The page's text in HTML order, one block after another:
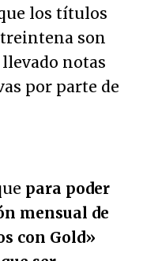
los títulos
son
notas
por parte de
para poder
mensual de
con Gold»